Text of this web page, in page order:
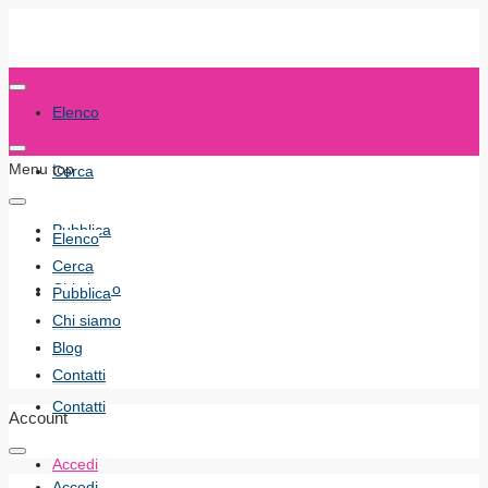
Elenco
Cerca
Pubblica
Chi siamo
Blog
Contatti
Accedi
Menu top
Elenco
Cerca
Pubblica
Chi siamo
Blog
Contatti
Account